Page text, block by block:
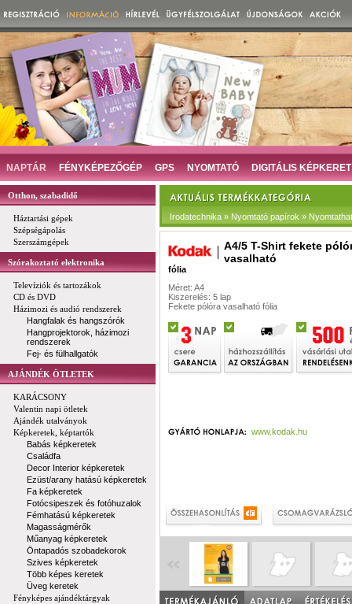
NAPTÁR FÉNYKÉPEZŐGÉP GPS NYOMTATÓ DIGITÁLIS KÉPKERET
Otthon, szabadidő
Háztartási gépek
Szépségápolás
Szerszámgépek
Szórakoztató elektronika
Televíziók és tartozákok
CD és DVD
Házimozi és audió rendszerek
Hangfalak és hangszórók
Hangprojektorok, házimozi
rendszerek
Fej- és fülhallgatók
AJÁNDÉK ÖTLETEK
KARÁCSONY
Valentin napi ötletek
Ajándék utalványok
Képkeretek, képtartók
Babás képkeretek
Családfa
Decor Interior képkeretek
Ezüst/arany hatású képkeretek
Fa képkeretek
Fotócsipeszek és fotóhuzalok
Fémhatású képkeretek
Magasságmérők
Műanyag képkeretek
Öntapadós szobadekorok
Szives képkeretek
Több képes keretek
Üveg keretek
Fényképes ajándéktárgyak
Irodatechnika » Nyomtató papírok »
A4/5 T-Shirt fekete
vasalható
fólia
Méret: A4
Kiszerelés: 5 lap
Fekete pólóra vasalható fólia
www.kodak.hu